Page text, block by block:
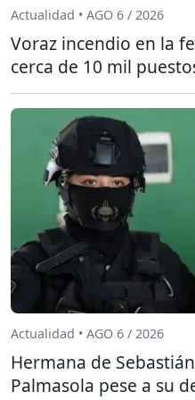
Actualidad • AGO 6 / 2026
Voraz incendio en la
cerca de 10 mil
Actualidad • AGO 6 / 2026
Hermana de
Palmasola pese a su